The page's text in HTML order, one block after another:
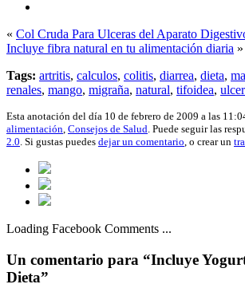
« Col Cruda Para Ulceras del Aparato
Incluye fibra natural en tu alimentación diaria »
Tags: artritis, calculos, colitis, diarrea, dieta,
renales, mango, migraña, natural, tifoidea,
Esta anotación del día 10 de febrero de 2009 a las
alimentación Consejos de Salud . Puede seguir las
2.0 . Si gustas puedes dejar un comentario , o crear un
Loading Facebook Comments ...
Un comentario para “Incluye
Dieta”